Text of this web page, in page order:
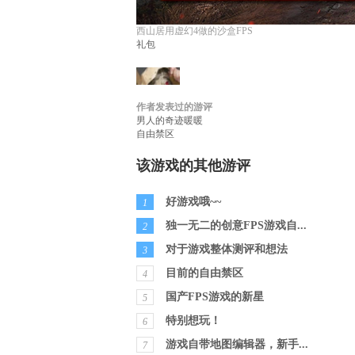
西山居用虚幻4做的沙盒FPS
礼包
叫我偏执_183266855
作者发表过的游评
男人的奇迹暖暖
自由禁区
该游戏的其他游评
1 好游戏哦~~
2 独一无二的创意FPS游戏自...
3 对于游戏整体测评和想法
4 目前的自由禁区
5 国产FPS游戏的新星
6 特别想玩！
7 游戏自带地图编辑器，新手...